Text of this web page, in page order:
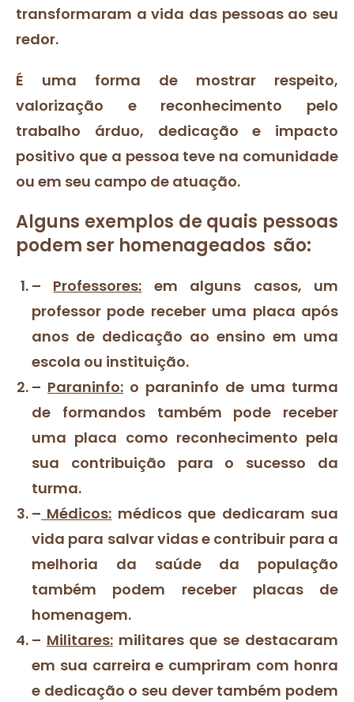
transformaram a vida das pessoas ao seu
redor.
É uma forma de mostrar respeito,
valorização e reconhecimento pelo
trabalho árduo, dedicação e impacto
positivo que a pessoa teve na comunidade
ou em seu campo de atuação.
Alguns exemplos de quais pessoas
podem ser homenageados são:
– Professores: em alguns casos, um
professor pode receber uma placa após
anos de dedicação ao ensino em uma
escola ou instituição.
– Paraninfo: o paraninfo de uma turma
de formandos também pode receber
uma placa como reconhecimento pela
sua contribuição para o sucesso da
turma.
– Médicos: médicos que dedicaram sua
vida para salvar vidas e contribuir para a
melhoria da saúde da população
também podem receber placas de
homenagem.
– Militares:militares que se destacaram
em sua carreira e cumpriram com honra
e dedicação o seu dever também podem